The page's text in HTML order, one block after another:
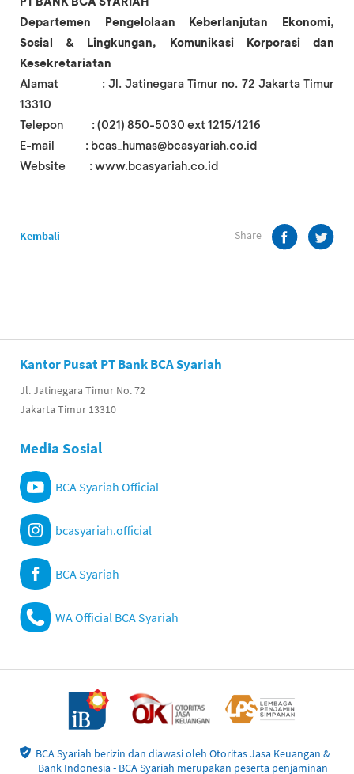
Departemen Pengelolaan Keberlanjutan Ekonomi,
Sosial & Lingkungan, Komunikasi Korporasi dan
Kesekretariatan
Alamat : Jl. Jatinegara Timur no. 72 Jakarta Timur
13310
Telepon : (021) 850-5030 ext 1215/1216
E-mail : bcas_humas@bcasyariah.co.id
Website : www.bcasyariah.co.id
Kembali Share
Kantor Pusat PT Bank BCA Syariah
Jl. Jatinegara Timur No. 72
Jakarta Timur 13310
Media Sosial
BCA Syariah Official
bcasyariah.official
BCA Syariah
WA Official BCA Syariah
BCA Syariah berizin dan diawasi oleh Otoritas Jasa Keuangan &
Bank Indonesia - BCA Syariah merupakan peserta penjaminan